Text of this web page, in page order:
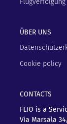
ÜBER UNS
Cookie policy
CONTACTS
FLIO is a
Via Marsala